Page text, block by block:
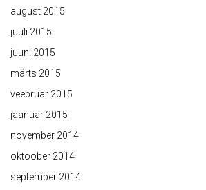
august 2015
juuli 2015
juuni 2015
märts 2015
veebruar 2015
jaanuar 2015
november 2014
oktoober 2014
september 2014